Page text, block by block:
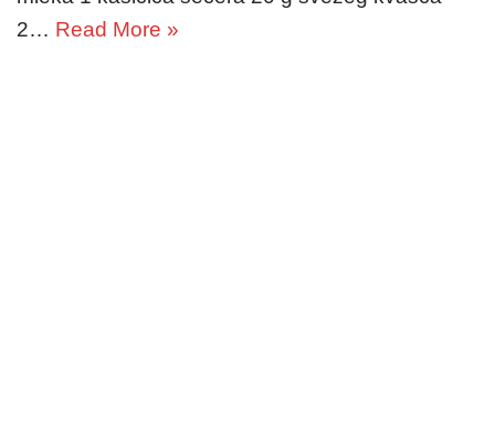
2… Read More »